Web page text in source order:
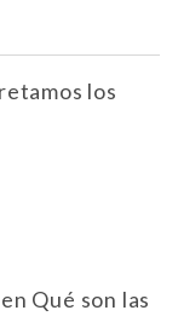
los
en Qué son las